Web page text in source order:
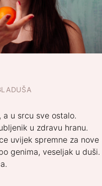
u srcu sve ostalo.
u zdravu hranu.
uvijek spremne za nove
genima, veseljak u duši.